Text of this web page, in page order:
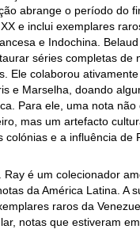
abrange o período do
e inclui exemplares
e Indochina.
séries completas de
Ele colaborou
e Marselha, doando
Para ele, uma nota não
mas um artefacto
colónias e a influência de
Ray é um colecionador
da América Latina. A
raros da
notas que estiveram